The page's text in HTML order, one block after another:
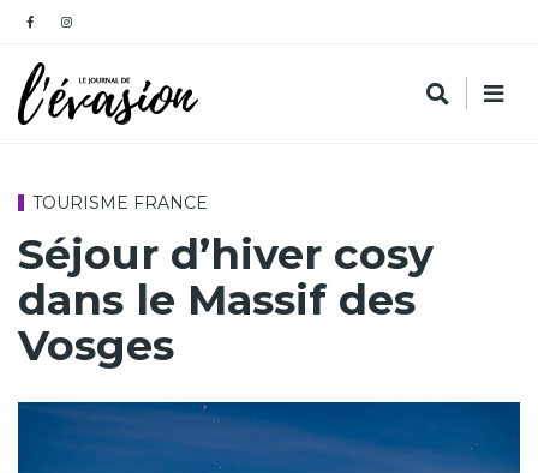
TOURISME FRANCE
Séjour d’hiver cosy
dans le Massif des
Vosges